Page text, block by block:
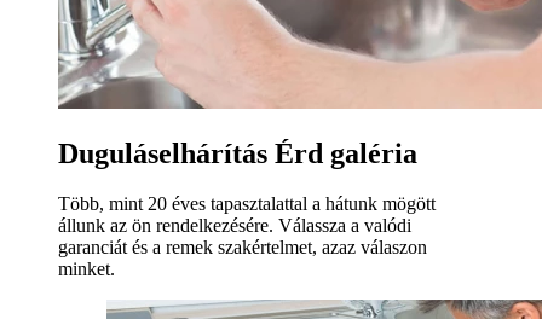
Duguláselhárítás Érd galéria
Több, mint 20 éves tapasztalattal a hátunk mögött
állunk az ön rendelkezésére. Válassza a valódi
garanciát és a remek szakértelmet, azaz válaszon
minket.